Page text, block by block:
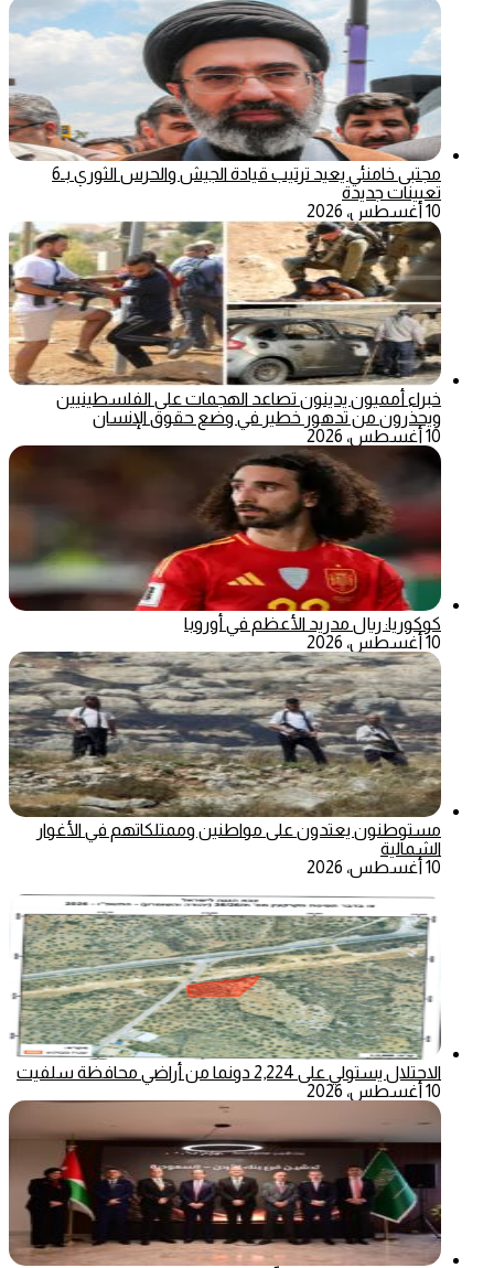
مجتبى خامنئي يعيد ترتيب قيادة الجيش والحرس الثوري بـ6
تعيينات جديدة
10 أغسطس، 2026
خبراء أمميون يدينون تصاعد الهجمات على الفلسطينيين
ويحذرون من تدهور خطير في وضع حقوق الإنسان
10 أغسطس، 2026
كوكوريا: ريال مدريد الأعظم في أوروبا
10 أغسطس، 2026
مستوطنون يعتدون على مواطنين وممتلكاتهم في الأغوار
الشمالية
10 أغسطس، 2026
الاحتلال يستولي على 2,224 دونما من أراضي محافظة سلفيت
10 أغسطس، 2026